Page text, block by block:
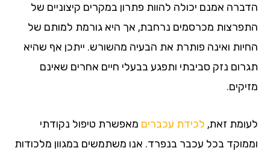
הדברה אמנם יכולה להוות פתרון במקרים קיצוניים של
התפרצות מכרסמים נרחבת, אך היא גורמת למותם של
החיות ואינה פותרת את הבעיה מהשורש. ייתכן אף שהיא
תגרום נזק סביבתי ותפגע בבעלי חיים אחרים שאינם
מזיקים.
לעומת זאת, לכידת עכברים מאפשרת טיפול נקודתי
וממוקד בכל עכבר בנפרד. אנו משתמשים במגוון מלכודות